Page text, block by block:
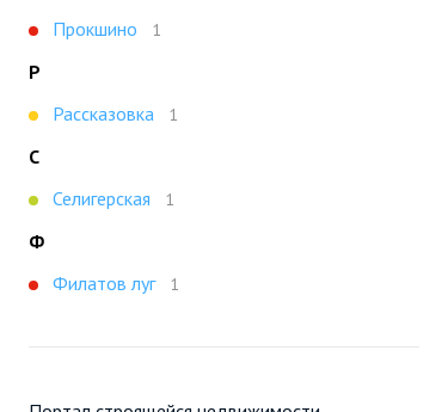
Прокшино
1
Р
Рассказовка
1
С
Селигерская
1
Ф
Филатов луг
1